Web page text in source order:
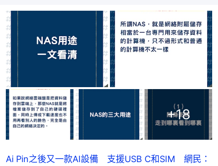
+18
Ai Pin之後又一款AI設備 支援USB C和SIM 網民：